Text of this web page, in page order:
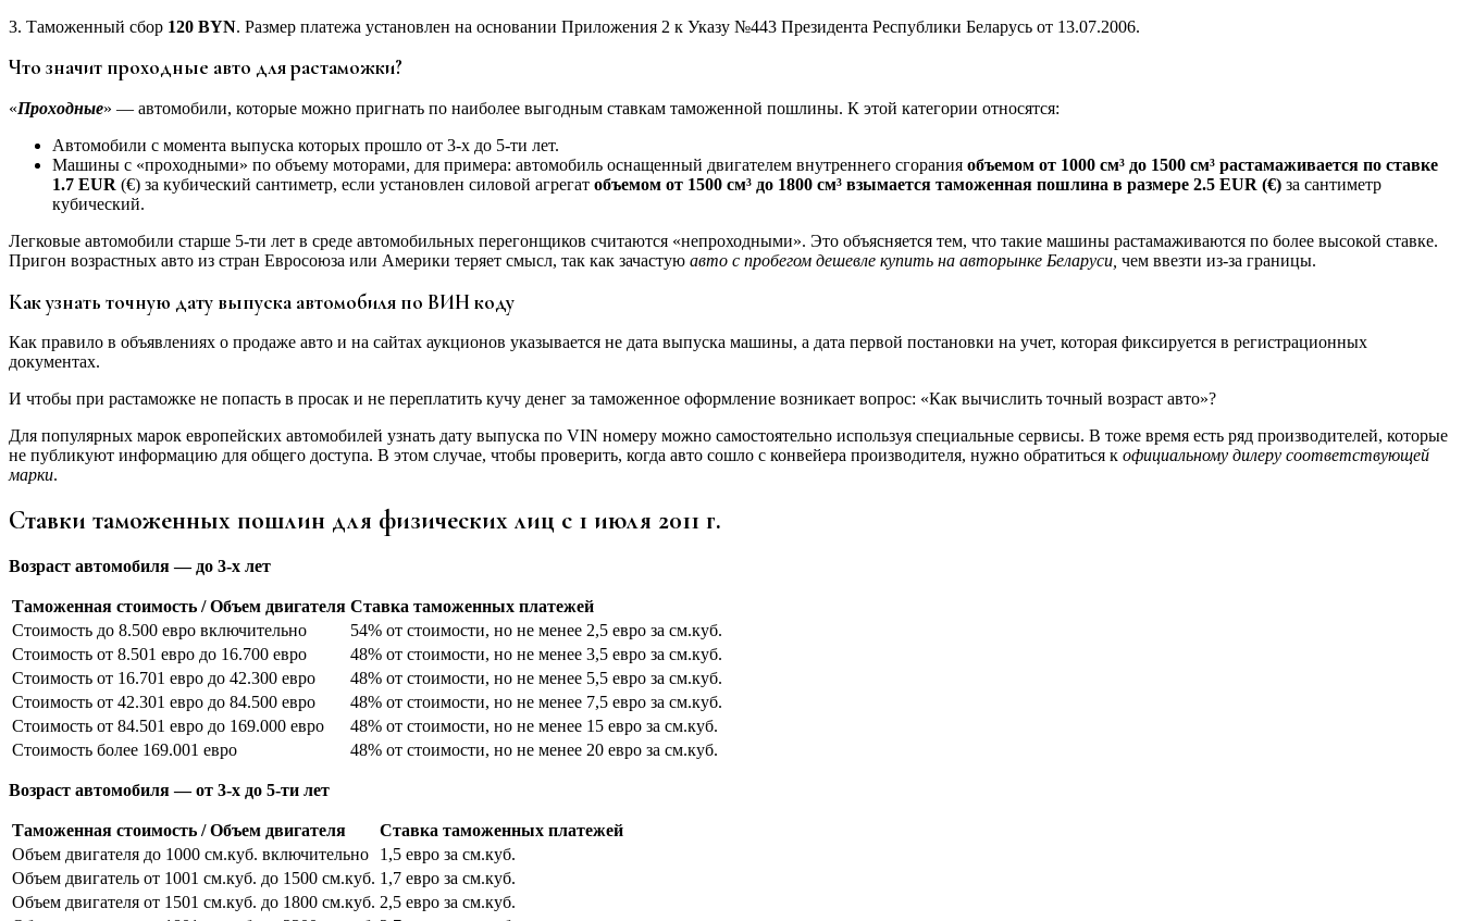
3. Таможенный сбор 120 BYN. Размер платежа установлен на основании Приложения 2 к Указу №443 Президента Республики Беларусь от 13.07.2006.
Что значит проходные авто для растаможки?
«Проходные» — автомобили, которые можно пригнать по наиболее выгодным ставкам таможенной пошлины. К этой категории относятся:
Автомобили с момента выпуска которых прошло от 3-х до 5-ти лет.
Машины с «проходными» по объему моторами, для примера: автомобиль оснащенный двигателем внутреннего сгорания объемом от 1000 см³ до 1500 см³ растамаживается по ставке
1.7 EUR (€) за кубический сантиметр, если установлен силовой агрегат объемом от 1500 см³ до 1800 см³ взымается таможенная пошлина в размере 2.5 EUR (€) за сантиметр
кубический.
Легковые автомобили старше 5-ти лет в среде автомобильных перегонщиков считаются «непроходными». Это объясняется тем, что такие машины растамаживаются по более высокой ставке.
Пригон возрастных авто из стран Евросоюза или Америки теряет смысл, так как зачастую авто с пробегом дешевле купить на авторынке Беларуси, чем ввезти из-за границы.
Как узнать точную дату выпуска автомобиля по ВИН коду
Как правило в объявлениях о продаже авто и на сайтах аукционов указывается не дата выпуска машины, а дата первой постановки на учет, которая фиксируется в регистрационных
документах.
И чтобы при растаможке не попасть в просак и не переплатить кучу денег за таможенное оформление возникает вопрос: «Как вычислить точный возраст авто»?
Для популярных марок европейских автомобилей узнать дату выпуска по VIN номеру можно самостоятельно используя специальные сервисы. В тоже время есть ряд производителей, которые
не публикуют информацию для общего доступа. В этом случае, чтобы проверить, когда авто сошло с конвейера производителя, нужно обратиться к официальному дилеру соответствующей
марки.
Ставки таможенных пошлин для физических лиц с 1 июля 2011 г.
Возраст автомобиля — до 3-x лет
Таможенная стоимость / Объем двигателя Ставка таможенных платежей
Стоимость до 8.500 евро включительно
54% от стоимости, но не менее 2,5 евро за см.куб.
Стоимость от 8.501 евро до 16.700 евро
48% от стоимости, но не менее 3,5 евро за см.куб.
Стоимость от 16.701 евро до 42.300 евро
48% от стоимости, но не менее 5,5 евро за см.куб.
Стоимость от 42.301 евро до 84.500 евро
48% от стоимости, но не менее 7,5 евро за см.куб.
Стоимость от 84.501 евро до 169.000 евро
48% от стоимости, но не менее 15 евро за см.куб.
Стоимость более 169.001 евро
48% от стоимости, но не менее 20 евро за см.куб.
Возраст автомобиля — от 3-х до 5-ти лет
Таможенная стоимость / Объем двигателя
Ставка таможенных платежей
Объем двигателя до 1000 см.куб. включительно
1,5 евро за см.куб.
Объем двигатель от 1001 см.куб. до 1500 см.куб. 1,7 евро за см.куб.
Объем двигателя от 1501 см.куб. до 1800 см.куб. 2,5 евро за см.куб.